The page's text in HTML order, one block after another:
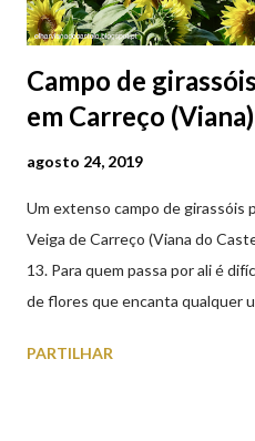
Campo de
em Carreço (Viana)
agosto 24, 2019
Um extenso campo de girassóis
Veiga de Carreço (Viana do
13. Para quem passa por ali é
de flores que encanta qualquer
aproveite a paisagem como
PARTILHAR